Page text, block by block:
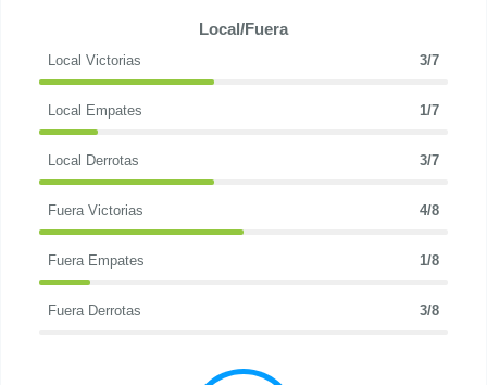
Local/Fuera
Local Victorias 3/7
Local Empates 1/7
Local Derrotas 3/7
Fuera Victorias 4/8
Fuera Empates 1/8
Fuera Derrotas 3/8